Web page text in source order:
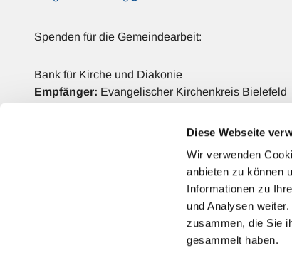
Diese Webseite
Wir verwenden
anbieten zu können
Informationen zu
und Analysen
zusammen, die Sie
gesammelt haben.
Spenden für die Gemeindearbeit:
Bank für Kirche und Diakonie
Empfänger: Evangelischer Kirchenkreis Bielefeld